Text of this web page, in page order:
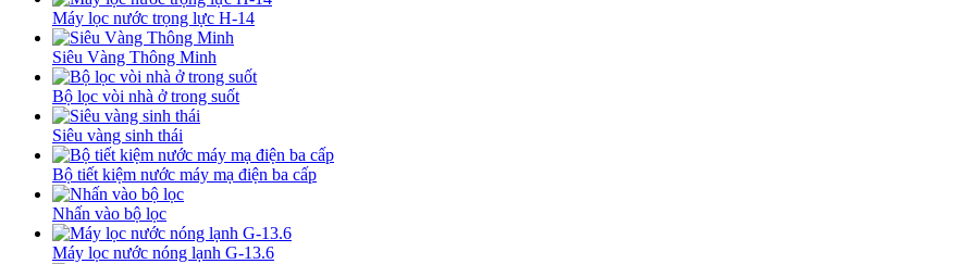
Máy lọc nước trọng lực H-14
Siêu Vàng Thông Minh
Bộ lọc vòi nhà ở trong suốt
Siêu vàng sinh thái
Bộ tiết kiệm nước máy mạ điện ba cấp
Nhấn vào bộ lọc
Máy lọc nước nóng lạnh G-13.6